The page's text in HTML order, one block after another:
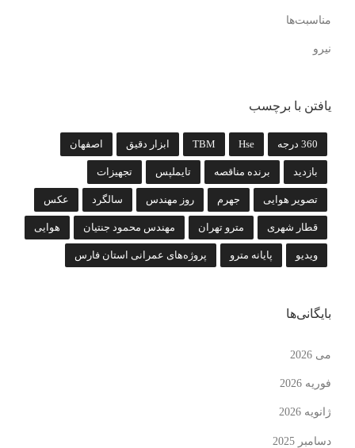
مناسبت‌ها
نیرو
یافتن با برچسب
360 درجه Hse
TBM ابزار دقیق اصفهان
بازدید برنده مناقصه تایملپس تجهیزات
تصویر هوایی جهرم روز مهندس سالگرد عکس
قطار شهری مترو تهران مهندس محمود جنتیان هوایی
ویدیو پایانه مترو پروژه‌های عمرانی استان فارس
بایگانی‌ها
می 2026
فوریه 2026
ژانویه 2026
دسامبر 2025